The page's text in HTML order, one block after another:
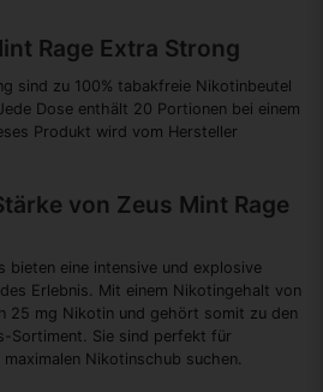
Rage Extra Strong
sind zu 100% tabakfreie Nikotinbeutel
Dose enthält 20 Portionen bei einem
Produkt wird vom Hersteller
von Zeus Mint Rage
bieten eine intensive und explosive
Erlebnis. Mit einem Nikotingehalt von
25 mg Nikotin und gehört somit zu den
Sortiment. Sie sind perfekt für
Nikotinschub suchen.